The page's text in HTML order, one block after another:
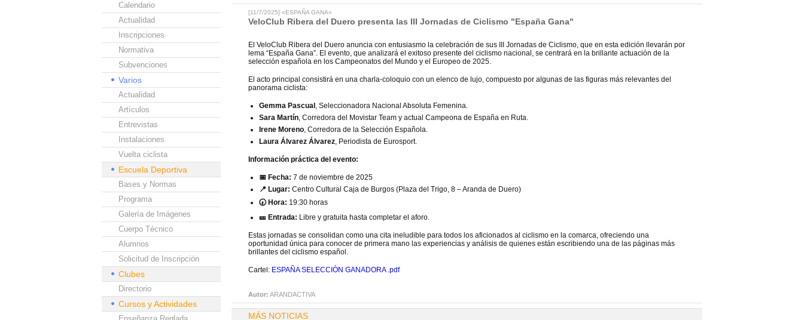
Calendario
Actualidad
Inscripciones
Normativa
Subvenciones
Varios
Actualidad
Artículos
Entrevistas
Instalaciones
Vuelta ciclista
Escuela Deportiva
Bases y Normas
Programa
Galería de Imágenes
Cuerpo Técnico
Alumnos
Solicitud de Inscripción
Clubes
Directorio
Cursos y Actividades
[11/7/2025] «ESPAÑA GANA»
VeloClub Ribera del Duero presenta las III Jornadas de Ciclismo "España Gana"
El VeloClub Ribera del Duero anuncia con entusiasmo la celebración de sus III Jornadas de Ciclismo, que en esta edición llevarán por
lema “España Gana”. El evento, que analizará el exitoso presente del ciclismo nacional, se centrará en la brillante actuación de la
selección española en los Campeonatos del Mundo y el Europeo de 2025.
El acto principal consistirá en una charla-coloquio con un elenco de lujo, compuesto por algunas de las figuras más relevantes del
panorama ciclista:
Gemma Pascual , Seleccionadora Nacional Absoluta Femenina.
Sara Martín, Corredora del Movistar Team y actual Campeona de España en Ruta.
Irene Moreno, Corredora de la Selección Española.
Laura Álvarez Álvarez, Periodista de Eurosport.
Información práctica del evento:
📅 Fecha: 7 de noviembre de 2025
📍 Lugar: Centro Cultural Caja de Burgos (Plaza del Trigo, 8 – Aranda de Duero)
🕢 Hora: 19:30 horas
🎫 Entrada: Libre y gratuita hasta completar el aforo.
Estas jornadas se consolidan como una cita ineludible para todos los aficionados al ciclismo en la comarca, ofreciendo una
oportunidad única para conocer de primera mano las experiencias y análisis de quienes están escribiendo una de las páginas más
brillantes del ciclismo español.
Cartel: ESPAÑA SELECCIÓN GANADORA .pdf
Autor: ARANDACTIVA
MÁS NOTICIAS